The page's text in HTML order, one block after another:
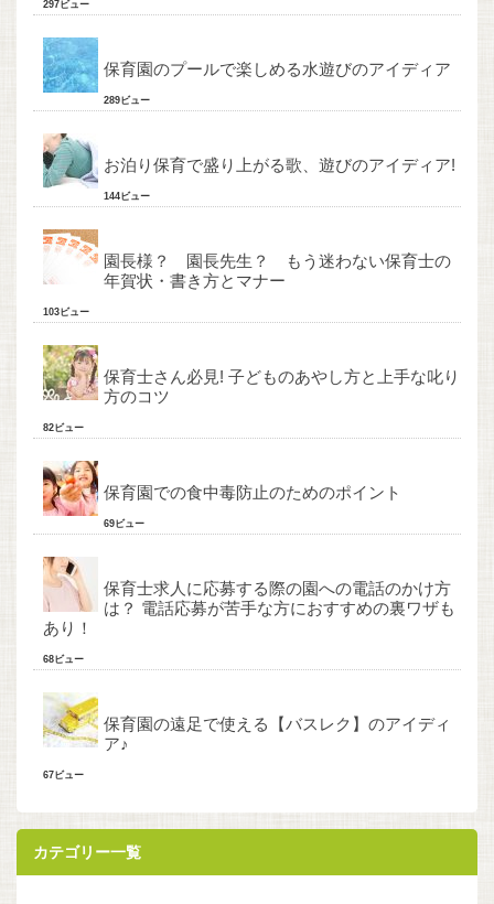
297ビュー
保育園のプールで楽しめる水遊びのアイディア
289ビュー
お泊り保育で盛り上がる歌、遊びのアイディア!
144ビュー
園長様？ 園長先生？ もう迷わない保育士の
年賀状・書き方とマナー
103ビュー
保育士さん必見! 子どものあやし方と上手な叱り
方のコツ
82ビュー
保育園での食中毒防止のためのポイント
69ビュー
保育士求人に応募する際の園への電話のかけ方
は？ 電話応募が苦手な方におすすめの裏ワザも
あり！
68ビュー
保育園の遠足で使える【バスレク】のアイディ
ア♪
67ビュー
カテゴリー一覧